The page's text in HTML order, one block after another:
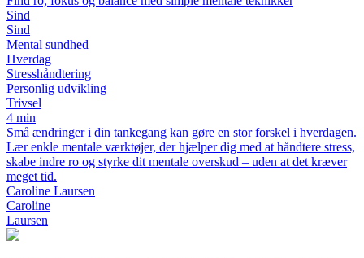
Sind
Sind
Mental sundhed
Hverdag
Stresshåndtering
Personlig udvikling
Trivsel
4 min
Små ændringer i din tankegang kan gøre en stor forskel i hverdagen.
Lær enkle mentale værktøjer, der hjælper dig med at håndtere stress,
skabe indre ro og styrke dit mentale overskud – uden at det kræver
meget tid.
Caroline Laursen
Caroline
Laursen